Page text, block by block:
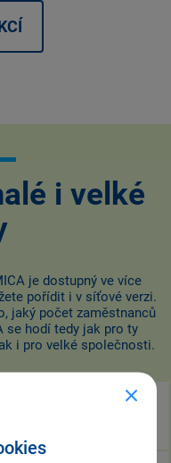
i velké
je dostupný ve více
pořídit i v síťové verzi.
jaký počet zaměstnanců
se hodí tedy jak pro ty
i pro velké společnosti.